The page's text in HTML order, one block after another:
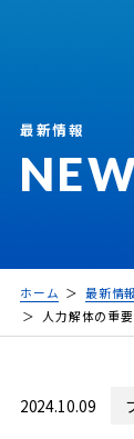
最新情報
ホーム 最新情報
人力解体の重
2024.10.09